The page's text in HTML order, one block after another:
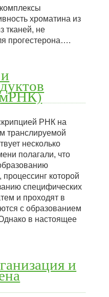
хроматина из
тканей, не
прогестерона….
РНК на
транслируемой
несколько
полагали, что
которой
специфических
и проходят в
с образованием
в настоящее
и